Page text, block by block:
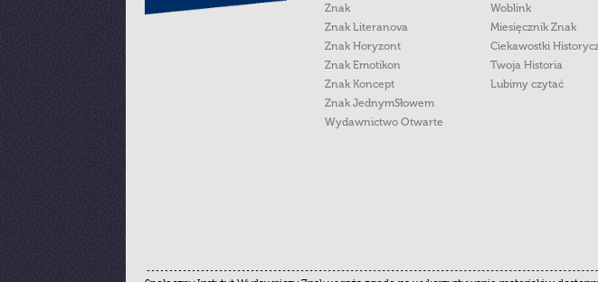
Znak
Znak Literanova
Znak Horyzont
Znak Emotikon
Znak Koncept
Znak JednymSłowem
Wydawnictwo Otwarte
Woblink
Miesięcznik Znak
Ciekawostki
Twoja Historia
Lubimy czytać